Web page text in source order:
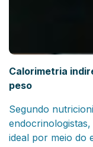
Calorimetria
peso
Segundo
ideal por meio do